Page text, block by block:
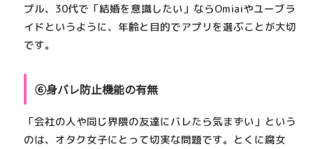
プル、30代で「結婚を意識したい」ならOmiaiやユーブラ
イドというように、 年齢と目的でアプリを選ぶことが大切
です。
⑥身バレ防止機能の有無
「会社の人や同じ界隈の友達にバレたら気まずい」という
のは、オタク女子にとって切実な問題です。とくに腐女